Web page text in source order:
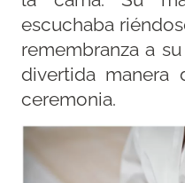
escuchaba
remembranza a
divertida manera
ceremonia.